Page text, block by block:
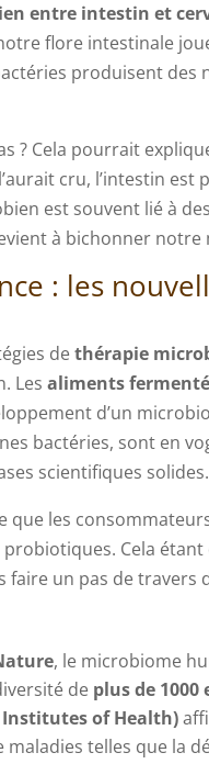
entre intestin et
flore intestinale
produisent
? Cela pourrait
cru, l’intestin
est souvent lié à
à bichonner notre
: les
dethérapie
Lesaliments
d’un
bactéries, sont en
scientifiques solides.
que les
Cela
un pas de
, le microbiome
de plus de 1000
of Health)
telles que la